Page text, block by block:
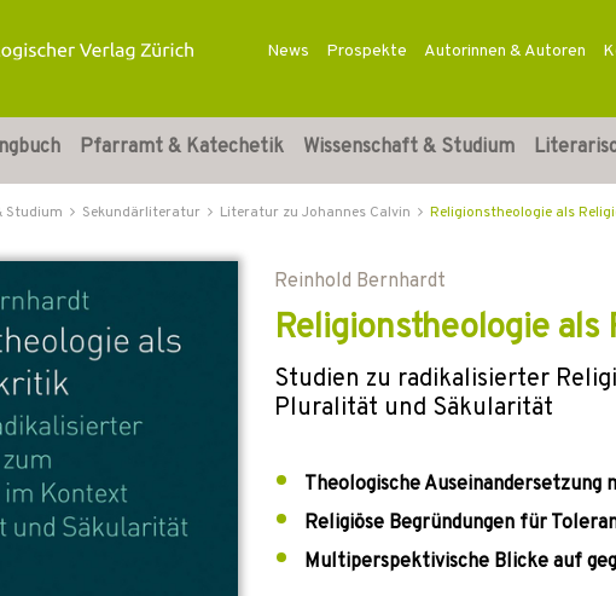
News Prospekte Autorinnen & Autoren
Pfarramt & Katechetik Wissenschaft & Studium
Studium Sekundärliteratur Literatur zu Johannes Calvin Religionstheologie als
Reinhold Bernhardt
Religionstheologie
Studien zu radikalisierter
Pluralität und Säkularität
Theologische
Religiöse Begründungen für
Multiperspektivische Blicke auf